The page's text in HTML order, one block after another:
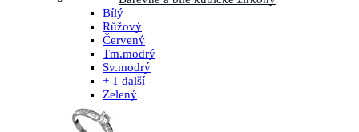
Bílý
Růžový
Červený
Tm.modrý
Sv.modrý
+ 1 další
Zelený